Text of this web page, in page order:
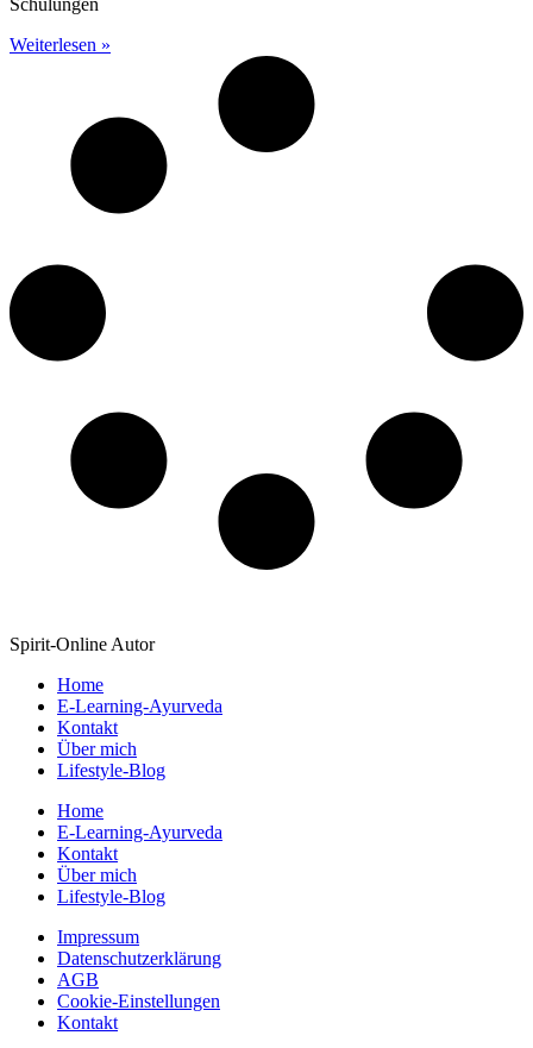
Schulungen
Weiterlesen »
Spirit-Online Autor
Home
E-Learning-Ayurveda
Kontakt
Über mich
Lifestyle-Blog
Home
E-Learning-Ayurveda
Kontakt
Über mich
Lifestyle-Blog
Impressum
Datenschutzerklärung
AGB
Cookie-Einstellungen
Kontakt